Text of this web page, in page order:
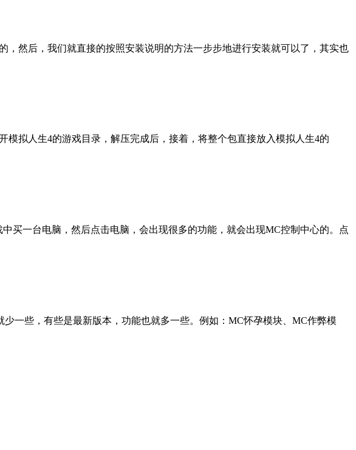
然后，我们就直接的按照安装说明的方法一步步地进行安装就可以了，其实也
拟人生4的游戏目录，解压完成后，接着，将整个包直接放入模拟人生4的
买一台电脑，然后点击电脑，会出现很多的功能，就会出现MC控制中心的。点
一些，有些是最新版本，功能也就多一些。例如：MC怀孕模块、MC作弊模